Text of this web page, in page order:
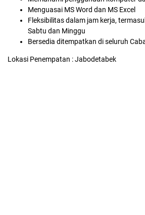
Menguasai MS Word dan MS Excel
Fleksibilitas dalam jam kerja,
Sabtu dan Minggu
Bersedia ditempatkan di seluruh
Lokasi Penempatan : Jabodetabek